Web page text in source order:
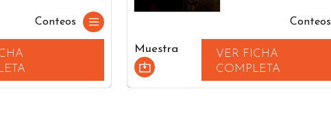
Conteos Conteos
Muestra
VER FICHA
COMPLETA